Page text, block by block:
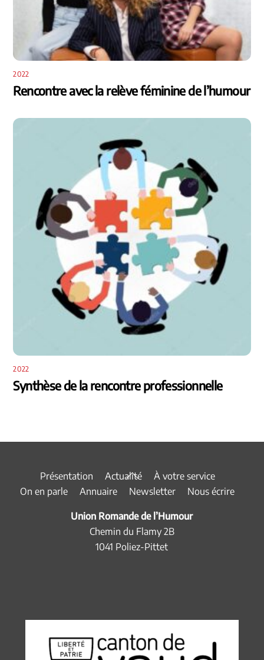
2022
Rencontre avec la relève féminine de l’humour
2022
Synthèse de la rencontre professionnelle
Back
To
Présentation Actualité
À votre service
On en parle
Annuaire Newsletter Nous écrire
Union Romande de l’Humour
Chemin du Flamy 2B
1041 Poliez-Pittet